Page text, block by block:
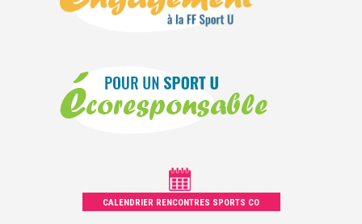
CALENDRIER RENCONTRES SPORTS CO